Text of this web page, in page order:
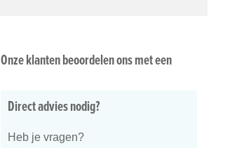
Onze klanten beoordelen ons met een
Direct advies nodig?
Heb je vragen?